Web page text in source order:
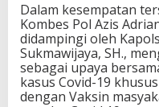
Dalam kesempatan
Kombes Pol Azis
didampingi oleh
Sukmawijaya, SH.,
sebagai upaya
kasus Covid-19
dengan Vaksin